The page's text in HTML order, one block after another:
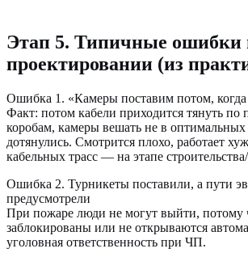
Этап 5. Типичные ошибки
проектировании (из
Ошибка 1. «Камеры поставим потом, когда
Факт: потом кабели приходится тянуть по
коробам, камеры вешать не в оптимальных
дотянулись. Смотрится плохо, работает
кабельных трасс — на этапе
Ошибка 2. Турникеты поставили, а пути
предусмотрели
При пожаре люди не могут выйти, потому
заблокированы или не открываются
уголовная ответственность при ЧП.